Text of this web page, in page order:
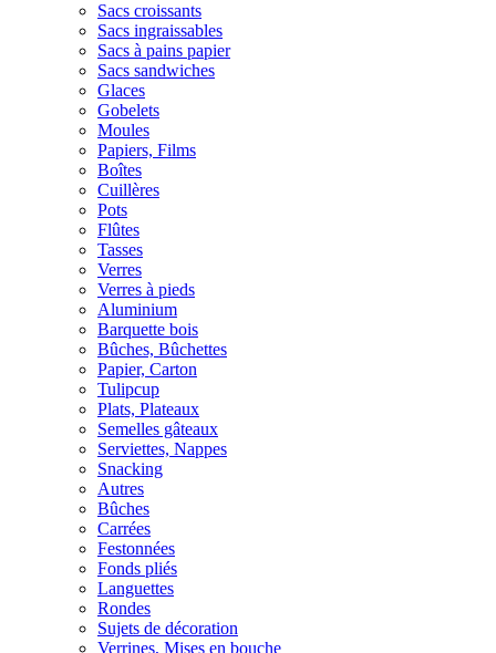
Sacs croissants
Sacs ingraissables
Sacs à pains papier
Sacs sandwiches
Glaces
Gobelets
Moules
Papiers, Films
Boîtes
Cuillères
Pots
Flûtes
Tasses
Verres
Verres à pieds
Aluminium
Barquette bois
Bûches, Bûchettes
Papier, Carton
Tulipcup
Plats, Plateaux
Semelles gâteaux
Serviettes, Nappes
Snacking
Autres
Bûches
Carrées
Festonnées
Fonds pliés
Languettes
Rondes
Sujets de décoration
Verrines, Mises en bouche